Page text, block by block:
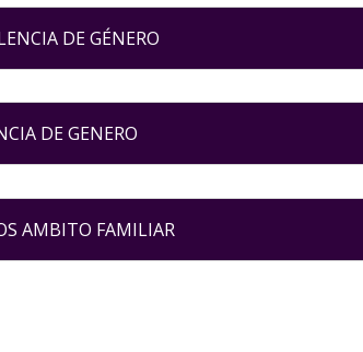
DE GÉNERO
DE GENERO
AMBITO FAMILIAR